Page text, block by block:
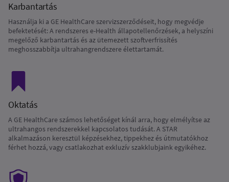
Karbantartás
Használja ki a GE HealthCare szervizszerződéseit, hogy megvédje
befektetését: A rendszeres e-Health állapotellenőrzések, a helyszíni
megelőző karbantartás és az ütemezett szoftverfrissítés
meghosszabbítja ultrahangrendszere élettartamát.
Oktatás
A GE HealthCare számos lehetőséget kínál arra, hogy elmélyítse az
ultrahangos rendszerekkel kapcsolatos tudását. A STAR
alkalmazáson keresztül képzésekhez, tippekhez és útmutatókhoz
férhet hozzá, vagy csatlakozhat exkluzív szakklubjaink egyikéhez.